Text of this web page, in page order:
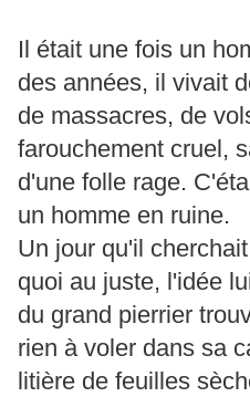
Il était une fois un
des années, il vivait
de massacres, de
farouchement cruel,
d'une folle rage.
un homme en ruine.
Un jour qu'il
quoi au juste, l'idée
du grand pierrier
rien à voler dans sa
litière de feuilles